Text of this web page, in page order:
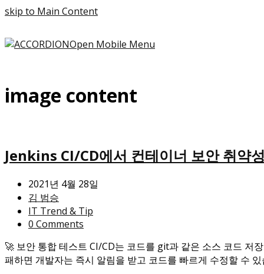
skip to Main Content
Open Mobile Menu
image content
Jenkins CI/CD에서 컨테이너 보안 취약
2021년 4월 28일
김 범승
IT Trend & Tip
0 Comments
🚀 보안 통합 테스트 CI/CD는 코드를 git과 같은 소스 코드 저
패하면 개발자는 즉시 알림을 받고 코드를 빠르게 수정할 수